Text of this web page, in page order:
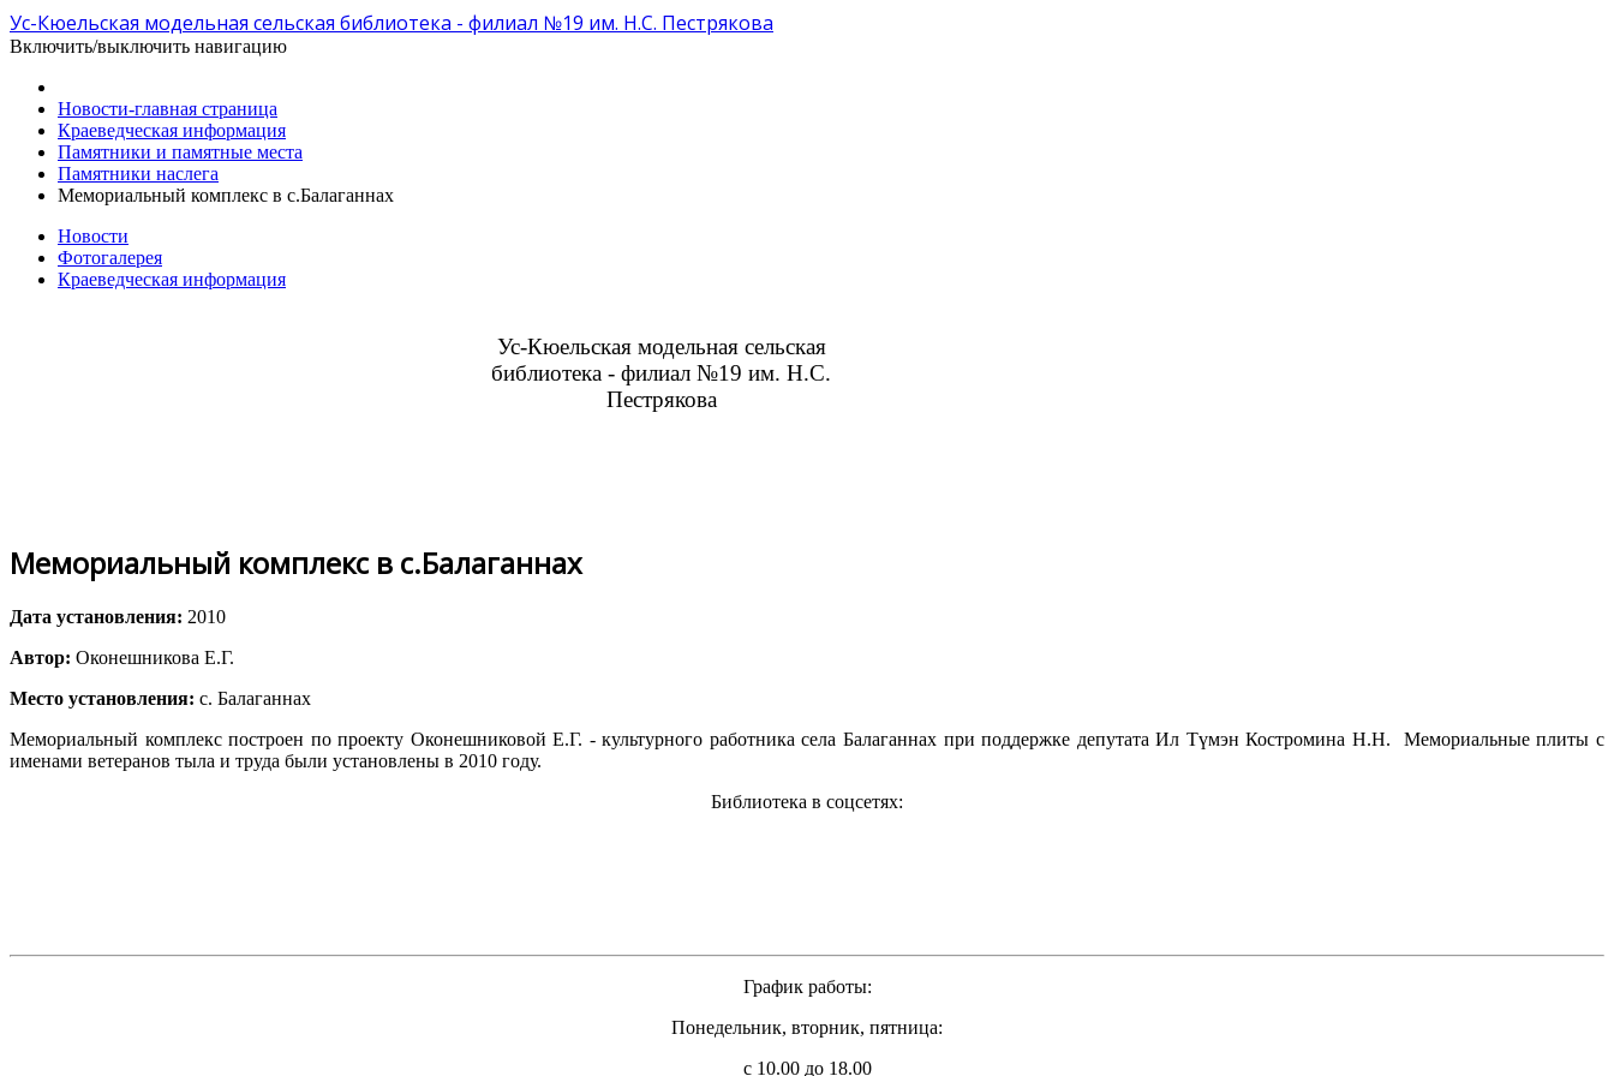
Ус-Кюельская модельная сельская библиотека - филиал №19 им. Н.С. Пестрякова
Включить/выключить навигацию
Новости-главная страница
Краеведческая информация
Памятники и памятные места
Памятники наслега
Мемориальный комплекс в с.Балаганнах
Новости
Фотогалерея
Краеведческая информация
Ус-Кюельская модельная сельская
библиотека - филиал №19 им. Н.С.
Пестрякова
Мемориальный комплекс в с.Балаганнах
Дата установления: 2010
Автор: Оконешникова Е.Г.
Место установления: с. Балаганнах
Мемориальный комплекс построен по проекту Оконешниковой Е.Г. - культурного работника села Балаганнах при поддержке депутата Ил Түмэн Костромина Н.Н. Мемориальные плиты с
именами ветеранов тыла и труда были установлены в 2010 году.
Библиотека в соцсетях:
График работы:
Понедельник, вторник, пятница:
с 10.00 до 18.00